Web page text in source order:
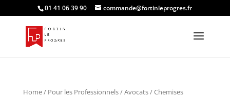
01 41 06 39 90 commande@fortinleprogres.fr
Home/ Pour les Professionnels/Avocats/Chemises